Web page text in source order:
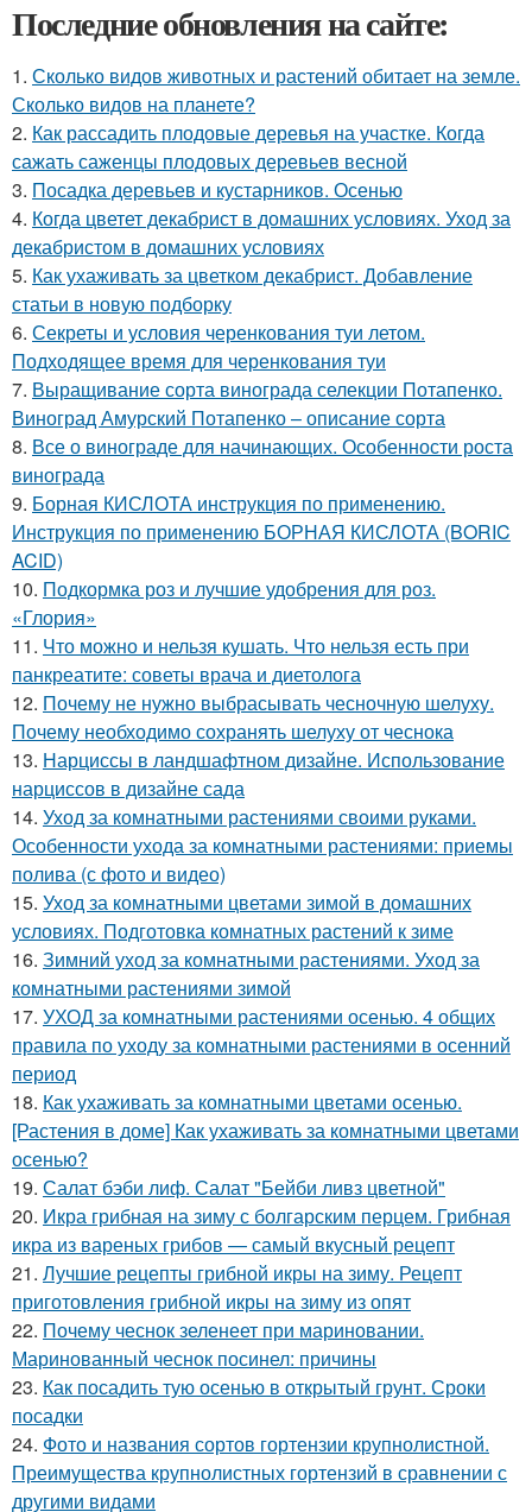
Последние обновления на сайте:
1. Сколько видов животных и растений обитает на земле.
Сколько видов на планете?
2. Как рассадить плодовые деревья на участке. Когда
сажать саженцы плодовых деревьев весной
3. Посадка деревьев и кустарников. Осенью
4. Когда цветет декабрист в домашних условиях. Уход за
декабристом в домашних условиях
5. Как ухаживать за цветком декабрист. Добавление
статьи в новую подборку
6. Секреты и условия черенкования туи летом.
Подходящее время для черенкования туи
7. Выращивание сорта винограда селекции Потапенко.
Виноград Амурский Потапенко – описание сорта
8. Все о винограде для начинающих. Особенности роста
винограда
9. Борная КИСЛОТА инструкция по применению.
Инструкция по применению БОРНАЯ КИСЛОТА (BORIC
ACID)
10. Подкормка роз и лучшие удобрения для роз.
«Глория»
11. Что можно и нельзя кушать. Что нельзя есть при
панкреатите: советы врача и диетолога
12. Почему не нужно выбрасывать чесночную шелуху.
Почему необходимо сохранять шелуху от чеснока
13. Нарциссы в ландшафтном дизайне. Использование
нарциссов в дизайне сада
14. Уход за комнатными растениями своими руками.
Особенности ухода за комнатными растениями: приемы
полива (с фото и видео)
15. Уход за комнатными цветами зимой в домашних
условиях. Подготовка комнатных растений к зиме
16. Зимний уход за комнатными растениями. Уход за
комнатными растениями зимой
17. УХОД за комнатными растениями осенью. 4 общих
правила по уходу за комнатными растениями в осенний
период
18. Как ухаживать за комнатными цветами осенью.
[Растения в доме] Как ухаживать за комнатными цветами
осенью?
19. Салат бэби лиф. Салат "Бейби ливз цветной"
20. Икра грибная на зиму с болгарским перцем. Грибная
икра из вареных грибов — самый вкусный рецепт
21. Лучшие рецепты грибной икры на зиму. Рецепт
приготовления грибной икры на зиму из опят
22. Почему чеснок зеленеет при мариновании.
Маринованный чеснок посинел: причины
23. Как посадить тую осенью в открытый грунт. Сроки
посадки
24. Фото и названия сортов гортензии крупнолистной.
Преимущества крупнолистных гортензий в сравнении с
другими видами